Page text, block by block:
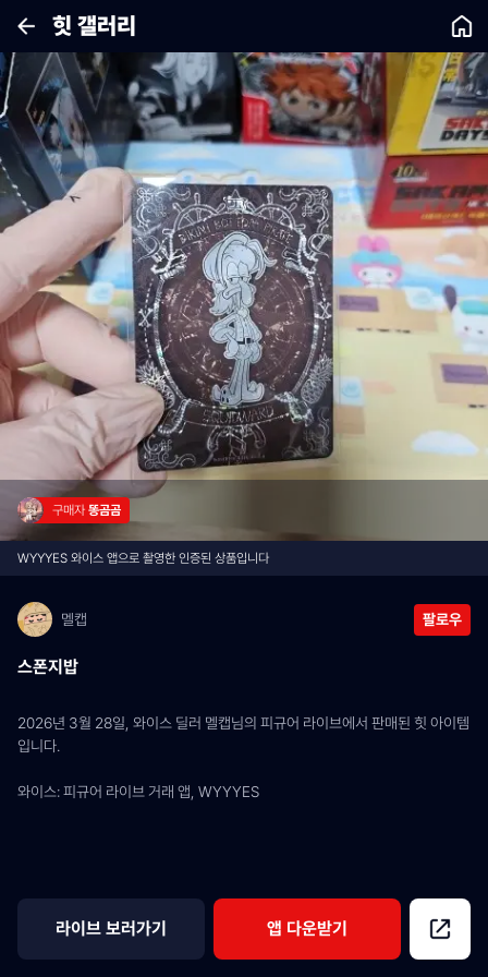
힛 갤러리
구매자 똥곰곰
WYYYES 와이스 앱으로 촬영한 인증된 상품입니다
멜캡 팔로우
스폰지밥
2026년 3월 28일, 와이스 딜러 멜캡님의 피규어 라이브에서 판매된 힛 아이템
입니다.
와이스: 피규어 라이브 거래 앱, WYYYES
라이브 보러가기 앱 다운받기